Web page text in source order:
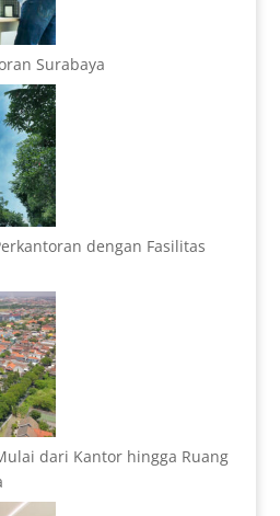
Surabaya
dengan Fasilitas
dari Kantor hingga Ruang